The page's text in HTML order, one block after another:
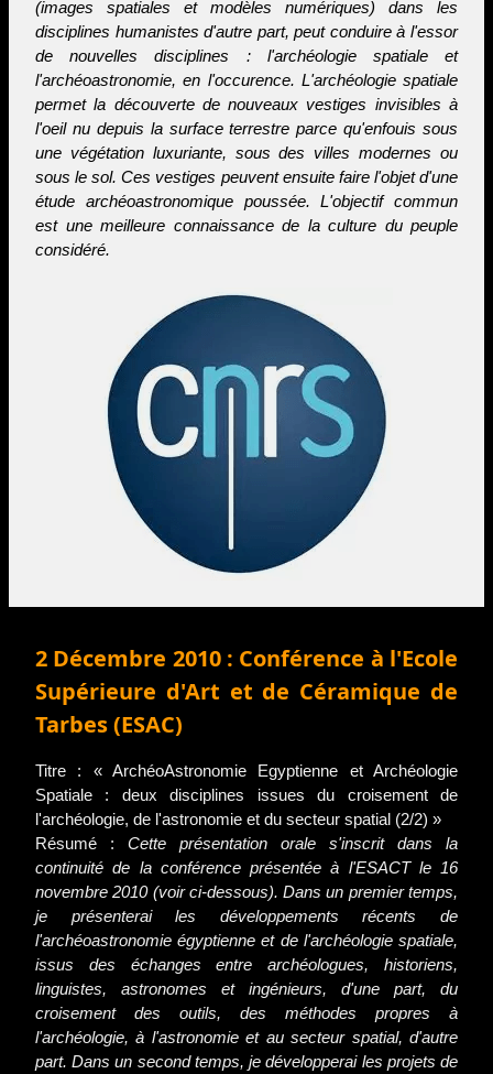
(images spatiales et modèles numériques) dans les
disciplines humanistes d'autre part, peut conduire à l'essor
de nouvelles disciplines : l'archéologie spatiale et
l'archéoastronomie, en l'occurence. L'archéologie spatiale
permet la découverte de nouveaux vestiges invisibles à
l'oeil nu depuis la surface terrestre parce qu'enfouis sous
une végétation luxuriante, sous des villes modernes ou
sous le sol. Ces vestiges peuvent ensuite faire l'objet d'une
étude archéoastronomique poussée. L'objectif commun
est une meilleure connaissance de la culture du peuple
considéré.
2 Décembre 2010 : Conférence à l'Ecole
Supérieure d'Art et de Céramique de
Tarbes (ESAC)
Titre : « ArchéoAstronomie Egyptienne et Archéologie
Spatiale : deux disciplines issues du croisement de
l'archéologie, de l'astronomie et du secteur spatial (2/2) »
Résumé : Cette présentation orale s'inscrit dans la
continuité de la conférence présentée à l'ESACT le 16
novembre 2010 (voir ci-dessous). Dans un premier temps,
je présenterai les développements récents de
l'archéoastronomie égyptienne et de l'archéologie spatiale,
issus des échanges entre archéologues, historiens,
linguistes, astronomes et ingénieurs, d'une part, du
croisement des outils, des méthodes propres à
l'archéologie, à l'astronomie et au secteur spatial, d'autre
part. Dans un second temps, je développerai les projets de